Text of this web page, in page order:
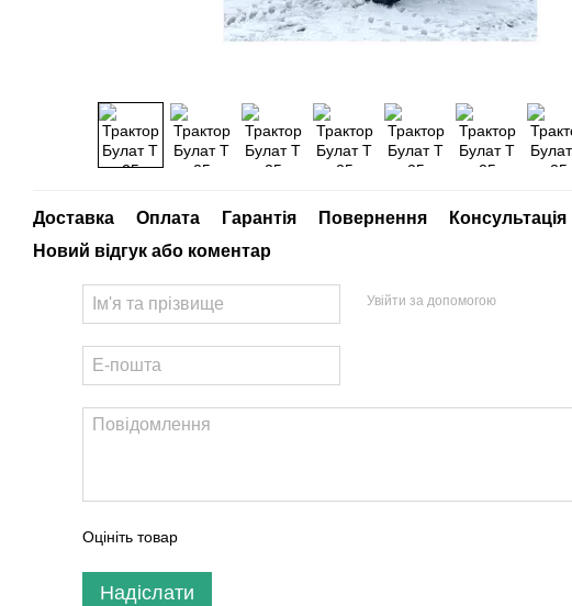
Доставка Оплата Гарантія Повернення
Консультація
Новий відгук або коментар
Увійти за допомогою
Оцініть товар
Надіслати